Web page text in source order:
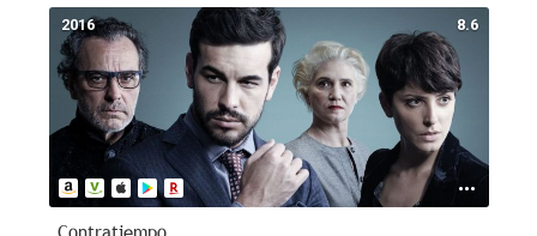
8.6
2016
Contratiempo